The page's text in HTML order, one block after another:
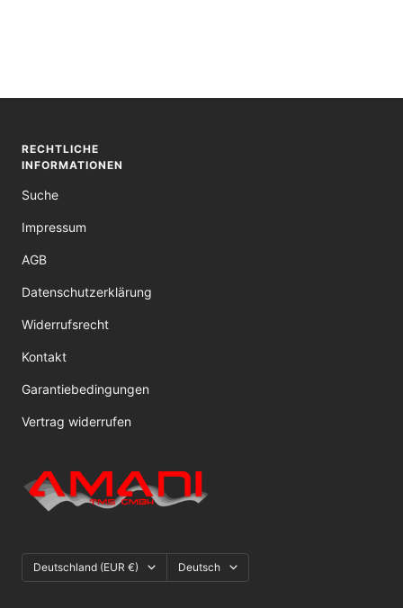
RECHTLICHE
INFORMATIONEN
Suche
Impressum
AGB
Datenschutzerklärung
Widerrufsrecht
Kontakt
Garantiebedingungen
Vertrag widerrufen
Land/Region
Deutschland (EUR €) Sprache
Deutsch